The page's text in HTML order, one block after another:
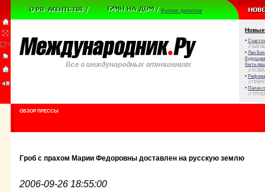
Куплю диплом
Новые
•
//
• Лео
будущем
быть
//
•
//
• Палач
//
ОБЗОР ПРЕССЫ
Гроб с прахом Марии Федоровны доставлен на русскую землю
2006-09-26 18:55:00